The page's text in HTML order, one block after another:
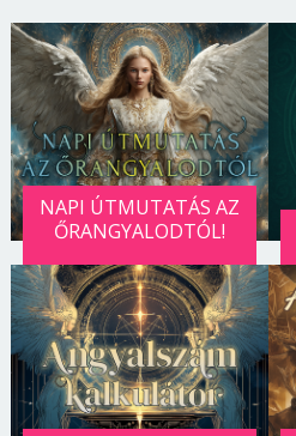
NAPI ÚTMUTATÁS AZ
ŐRANGYALODTÓL!